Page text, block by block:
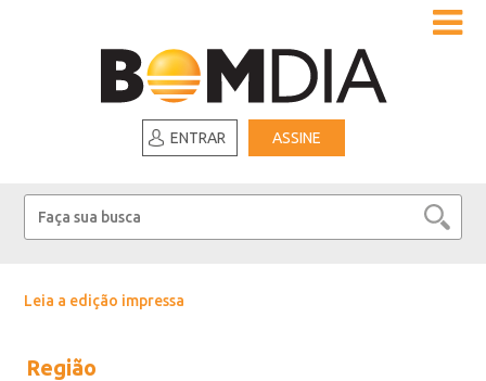
ENTRAR ASSINE
Leia a edição impressa
Região